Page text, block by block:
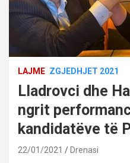
LAJME ZGJEDHJET 2021
Lladrovci dhe
ngrit
kandidatëve të
22/01/2021 Drenasi